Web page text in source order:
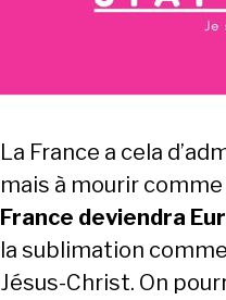
La France a cela
mais à mourir
France deviendra
la sublimation
Jésus-Christ. On